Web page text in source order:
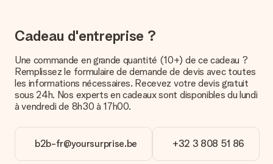
Comment puis-je régler ma commande ?
Nous proposons les formes de paiement suivantes : Paypal,
carte bancaire ou par virement bancaire. Comptez un délai de
3 jours supplémentaires pour la livraison de votre cadeau en
Réception du cadeau
Que puis-je faire si le cadeau ne me convient pas tout à
Cadeau d'entreprise ?
Une commande en grande quantité (10+) de ce cadeau ?
Remplissez le formulaire de demande de devis avec toutes
les informations nécessaires. Recevez votre devis gratuit
sous 24h. Nos experts en cadeaux sont disponibles du lundi
à vendredi de 8h30 à 17h00.
b2b-fr@yoursurprise.be +32 3 808 51 86